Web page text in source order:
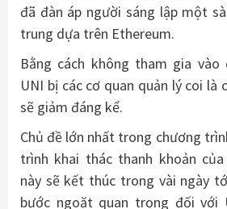
đã đàn áp người sáng lập một
trung dựa trên Ethereum.
Bằng cách không tham gia vào
UNI bị các cơ quan quản lý coi là
sẽ giảm đáng kể.
Chủ đề lớn nhất trong chương
trình khai thác thanh khoản
này sẽ kết thúc trong vài ngày
bước ngoặt quan trọng đối với